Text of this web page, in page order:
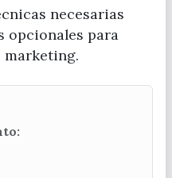
DE TURISMO
necesarias
opcionales para
marketing.